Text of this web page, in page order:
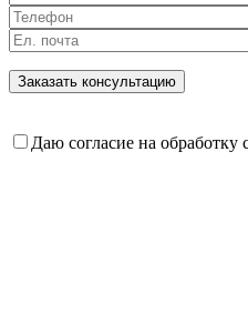
Даю согласие на